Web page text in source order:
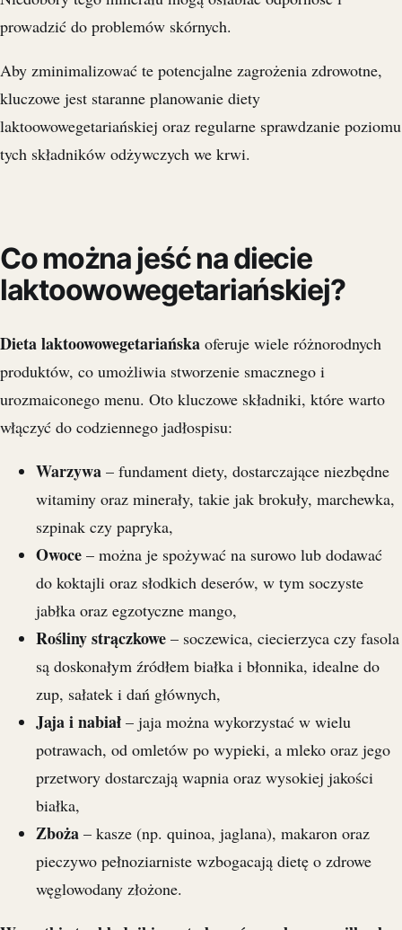
prowadzić do problemów skórnych.
Aby zminimalizować te potencjalne zagrożenia zdrowotne,
kluczowe jest staranne planowanie diety
laktoowowegetariańskiej oraz regularne sprawdzanie poziomu
tych składników odżywczych we krwi.
Co można jeść na diecie
laktoowowegetariańskiej?
Dieta laktoowowegetariańska oferuje wiele różnorodnych
produktów, co umożliwia stworzenie smacznego i
urozmaiconego menu. Oto kluczowe składniki, które warto
włączyć do codziennego jadłospisu:
Warzywa – fundament diety, dostarczające niezbędne
witaminy oraz minerały, takie jak brokuły, marchewka,
szpinak czy papryka,
Owoce – można je spożywać na surowo lub dodawać
do koktajli oraz słodkich deserów, w tym soczyste
jabłka oraz egzotyczne mango,
Rośliny strączkowe – soczewica, ciecierzyca czy fasola
są doskonałym źródłem białka i błonnika, idealne do
zup, sałatek i dań głównych,
Jaja i nabiał – jaja można wykorzystać w wielu
potrawach, od omletów po wypieki, a mleko oraz jego
przetwory dostarczają wapnia oraz wysokiej jakości
białka,
Zboża – kasze (np. quinoa, jaglana), makaron oraz
pieczywo pełnoziarniste wzbogacają dietę o zdrowe
węglowodany złożone.